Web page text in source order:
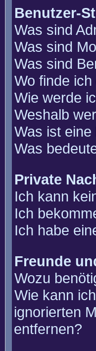
Benutzer-
Was sind
Was sind
Was sind
Wo finde
Wie werde
Weshalb
Was ist
Was
Private
Ich kann
Ich
Ich habe
Freunde
Wozu
Wie kann
ignorierten
entfernen?